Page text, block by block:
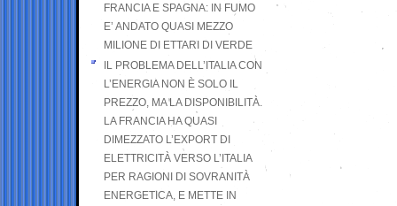
FRANCIA E SPAGNA: IN FUMO
E’ ANDATO QUASI MEZZO
MILIONE DI ETTARI DI VERDE
IL PROBLEMA DELL’ITALIA CON
L’ENERGIA NON È SOLO IL
PREZZO, MA LA DISPONIBILITÀ.
LA FRANCIA HA QUASI
DIMEZZATO L’EXPORT DI
ELETTRICITÀ VERSO L’ITALIA
PER RAGIONI DI SOVRANITÀ
ENERGETICA, E METTE IN